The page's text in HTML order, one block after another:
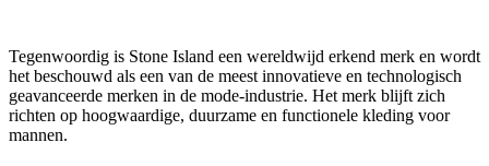
Tegenwoordig is Stone Island een wereldwijd erkend merk en wordt
het beschouwd als een van de meest innovatieve en technologisch
geavanceerde merken in de mode-industrie. Het merk blijft zich
richten op hoogwaardige, duurzame en functionele kleding voor
mannen.